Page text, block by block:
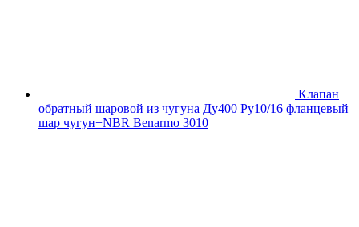
Клапан
обратный шаровой из чугуна Ду400 Ру10/16 фланцевый
шар чугун+NBR Benarmo 3010